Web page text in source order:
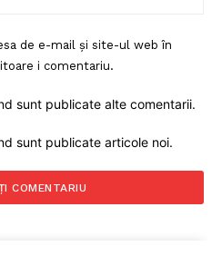
de e-mail și site-ul web în
i comentariu.
sunt publicate alte comentarii.
sunt publicate articole noi.